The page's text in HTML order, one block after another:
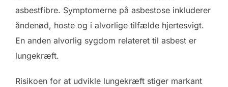
asbestfibre. Symptomerne på asbestose inkluderer
åndenød, hoste og i alvorlige tilfælde hjertesvigt.
En anden alvorlig sygdom relateret til asbest er
lungekræft.
Risikoen for at udvikle lungekræft stiger markant